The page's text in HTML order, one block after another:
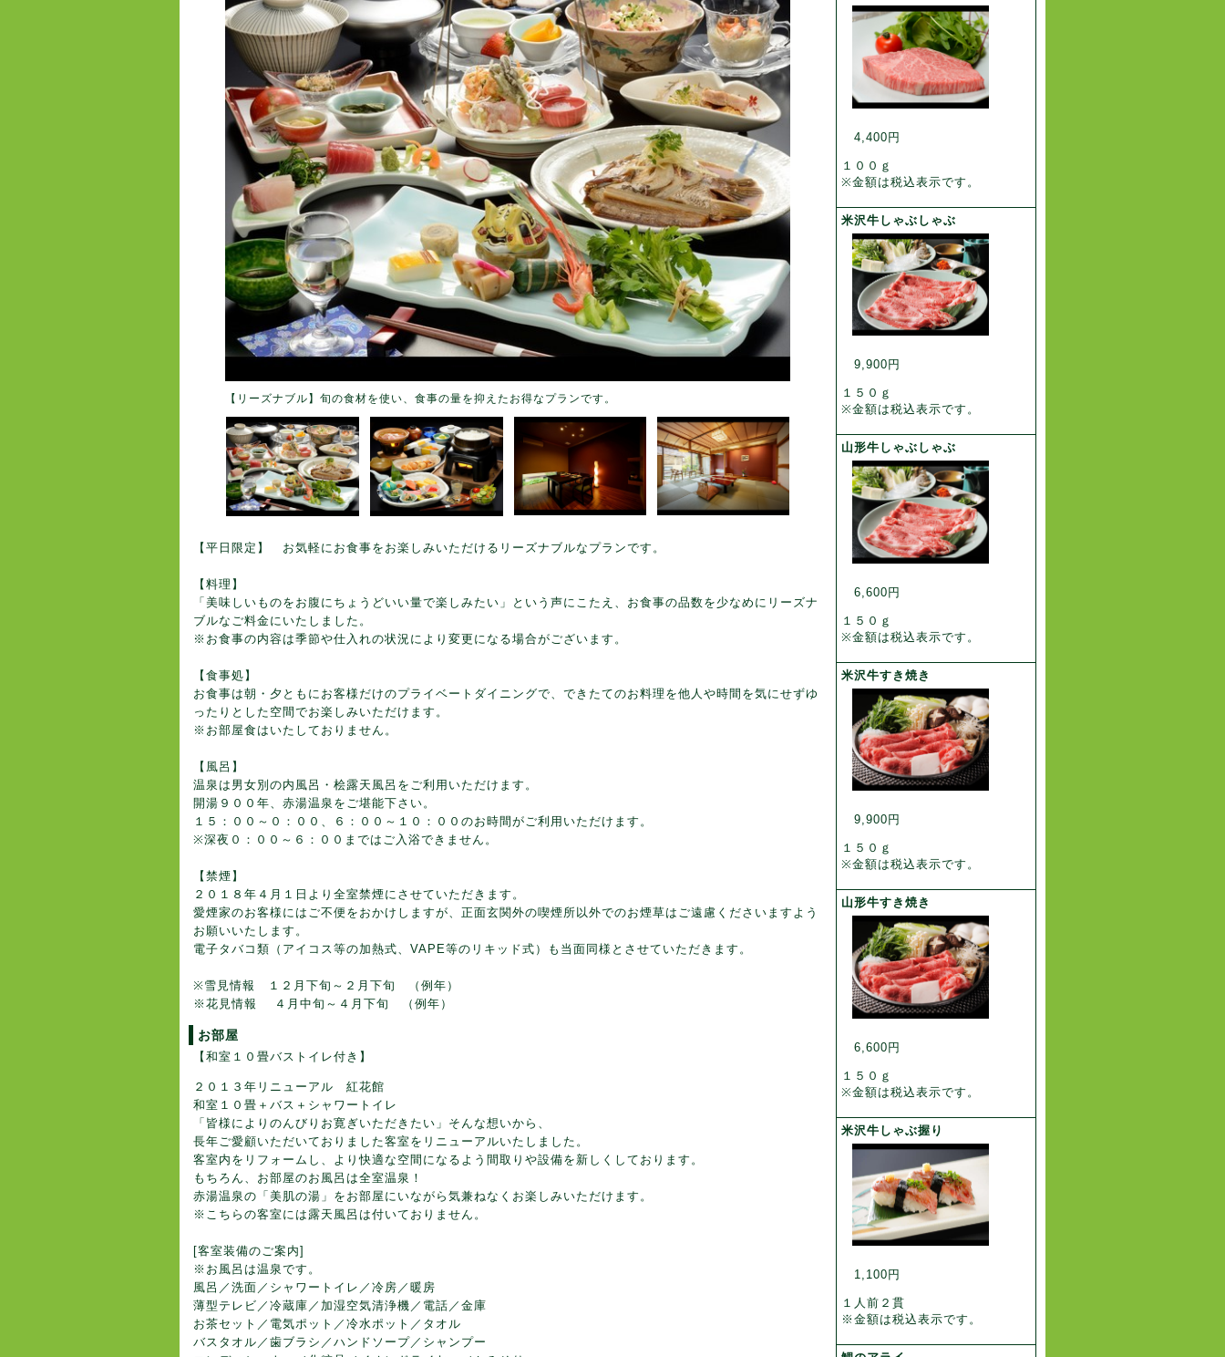
【リーズナブル】旬の食材を使い、食事の量を抑えたお得なプランです。
【平日限定】 お気軽にお食事をお楽しみいただけるリーズナブルなプランです。
【料理】
「美味しいものをお腹にちょうどいい量で楽しみたい」という声にこたえ、お食事の品数を少なめにリーズナ
ブルなご料金にいたしました。
※お食事の内容は季節や仕入れの状況により変更になる場合がございます。
【食事処】
お食事は朝・夕ともにお客様だけのプライベートダイニングで、できたてのお料理を他人や時間を気にせずゆ
ったりとした空間でお楽しみいただけます。
※お部屋食はいたしておりません。
【風呂】
温泉は男女別の内風呂・桧露天風呂をご利用いただけます。
開湯９００年、赤湯温泉をご堪能下さい。
１５：００～０：００、６：００～１０：００のお時間がご利用いただけます。
※深夜０：００～６：００まではご入浴できません。
【禁煙】
２０１８年４月１日より全室禁煙にさせていただきます。
愛煙家のお客様にはご不便をおかけしますが、正面玄関外の喫煙所以外でのお煙草はご遠慮くださいますよう
お願いいたします。
電子タバコ類（アイコス等の加熱式、VAPE等のリキッド式）も当面同様とさせていただきます。
※雪見情報 １２月下旬～２月下旬 （例年）
※花見情報 ４月中旬～４月下旬 （例年）
お部屋
【和室１０畳バストイレ付き】
２０１３年リニューアル 紅花館
和室１０畳＋バス＋シャワートイレ
「皆様によりのんびりお寛ぎいただきたい」そんな想いから、
長年ご愛顧いただいておりました客室をリニューアルいたしました。
客室内をリフォームし、より快適な空間になるよう間取りや設備を新しくしております。
もちろん、お部屋のお風呂は全室温泉！
赤湯温泉の「美肌の湯」をお部屋にいながら気兼ねなくお楽しみいただけます。
※こちらの客室には露天風呂は付いておりません。
[客室装備のご案内]
※お風呂は温泉です。
風呂／洗面／シャワートイレ／冷房／暖房
薄型テレビ／冷蔵庫／加湿空気清浄機／電話／金庫
お茶セット／電気ポット／冷水ポット／タオル
バスタオル／歯ブラシ／ハンドソープ／シャンプー
4,400円
１００ｇ
※金額は税込表示です。
米沢牛しゃぶしゃぶ
9,900円
１５０ｇ
※金額は税込表示です。
山形牛しゃぶしゃぶ
6,600円
１５０ｇ
※金額は税込表示です。
米沢牛すき焼き
9,900円
１５０ｇ
※金額は税込表示です。
山形牛すき焼き
6,600円
１５０ｇ
※金額は税込表示です。
米沢牛しゃぶ握り
1,100円
１人前２貫
※金額は税込表示です。